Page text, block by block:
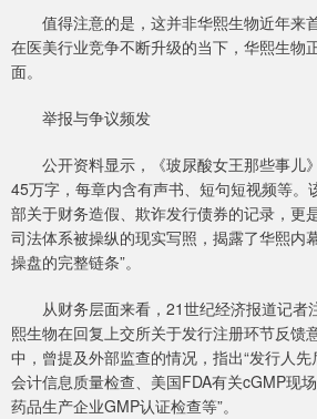
值得注意的是，这并非华熙生物近年来首
在医美行业竞争不断升级的当下，华熙生物
面。
举报与争议频发
公开资料显示，《玻尿酸女王那些事儿
45万字，每章内含有声书、短句短视频等。
部关于财务造假、欺诈发行债券的记录，更
司法体系被操纵的现实写照，揭露了华熙内
操盘的完整链条”。
从财务层面来看，21世纪经济报道记者
熙生物在回复上交所关于发行注册环节反馈
中，曾提及外部监查的情况，指出“发行人
会计信息质量检查、美国FDA有关cGMP现
药品生产企业GMP认证检查等”。